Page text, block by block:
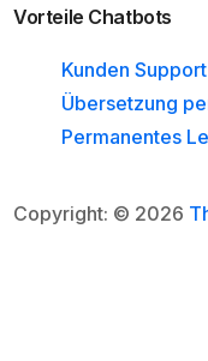
Vorteile Chatbots
Kunden Support
Übersetzung
Permanentes
Copyright: © 2026